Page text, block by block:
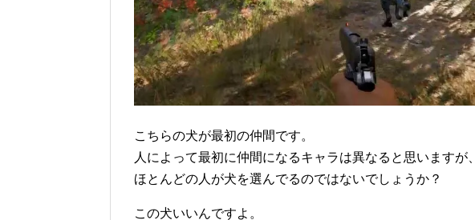
こちらの犬が最初の仲間です。
人によって最初に仲間になるキャラは異なると思いますが、
ほとんどの人が犬を選んでるのではないでしょうか？
この犬いいんですよ。